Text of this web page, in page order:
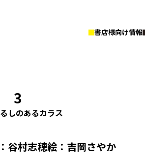
書店様向け情報
3
しのあるカラス
谷村志穂絵： 吉岡さやか